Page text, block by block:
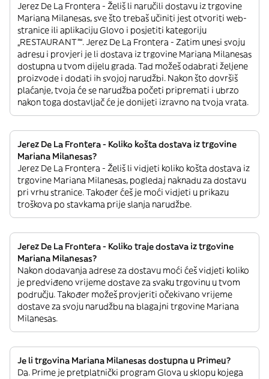
Jerez De La Frontera - Želiš li naručili dostavu iz trgovine
Mariana Milanesas, sve što trebaš učiniti jest otvoriti web-
stranice ili aplikaciju Glovo i posjetiti kategoriju
„RESTAURANT”“. Jerez De La Frontera - Zatim unesi svoju
adresu i provjeri je li dostava iz trgovine Mariana Milanesas
dostupna u tvom dijelu grada. Tad možeš odabrati željene
proizvode i dodati ih svojoj narudžbi. Nakon što dovršiš
plaćanje, tvoja će se narudžba početi pripremati i ubrzo
nakon toga dostavljač će je donijeti izravno na tvoja vrata.
Jerez De La Frontera - Koliko košta dostava iz trgovine
Mariana Milanesas?
Jerez De La Frontera - Želiš li vidjeti koliko košta dostava iz
trgovine Mariana Milanesas, pogledaj naknadu za dostavu
pri vrhu stranice. Također ćeš je moći vidjeti u prikazu
troškova po stavkama prije slanja narudžbe.
Jerez De La Frontera - Koliko traje dostava iz trgovine
Mariana Milanesas?
Nakon dodavanja adrese za dostavu moći ćeš vidjeti koliko
je predviđeno vrijeme dostave za svaku trgovinu u tvom
području. Također možeš provjeriti očekivano vrijeme
dostave za svoju narudžbu na blagajni trgovine Mariana
Milanesas.
Je li trgovina Mariana Milanesas dostupna u Primeu?
Da. Prime je pretplatnički program Glova u sklopu kojega